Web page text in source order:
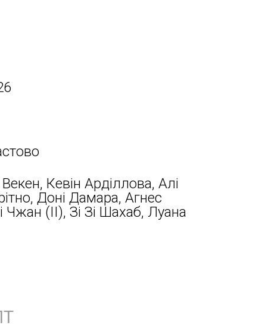
Кевін Арділлова, Алі
Доні Дамара, Агнес
Чжан (II), Зі Зі Шахаб, Луана